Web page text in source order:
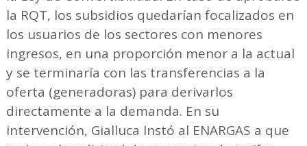
la RQT, los subsidios quedarían focalizados en
los usuarios de los sectores con menores
ingresos, en una proporción menor a la actual
y se terminaría con las transferencias a la
oferta (generadoras) para derivarlos
directamente a la demanda. En su
intervención, Gialluca Instó al ENARGAS a que